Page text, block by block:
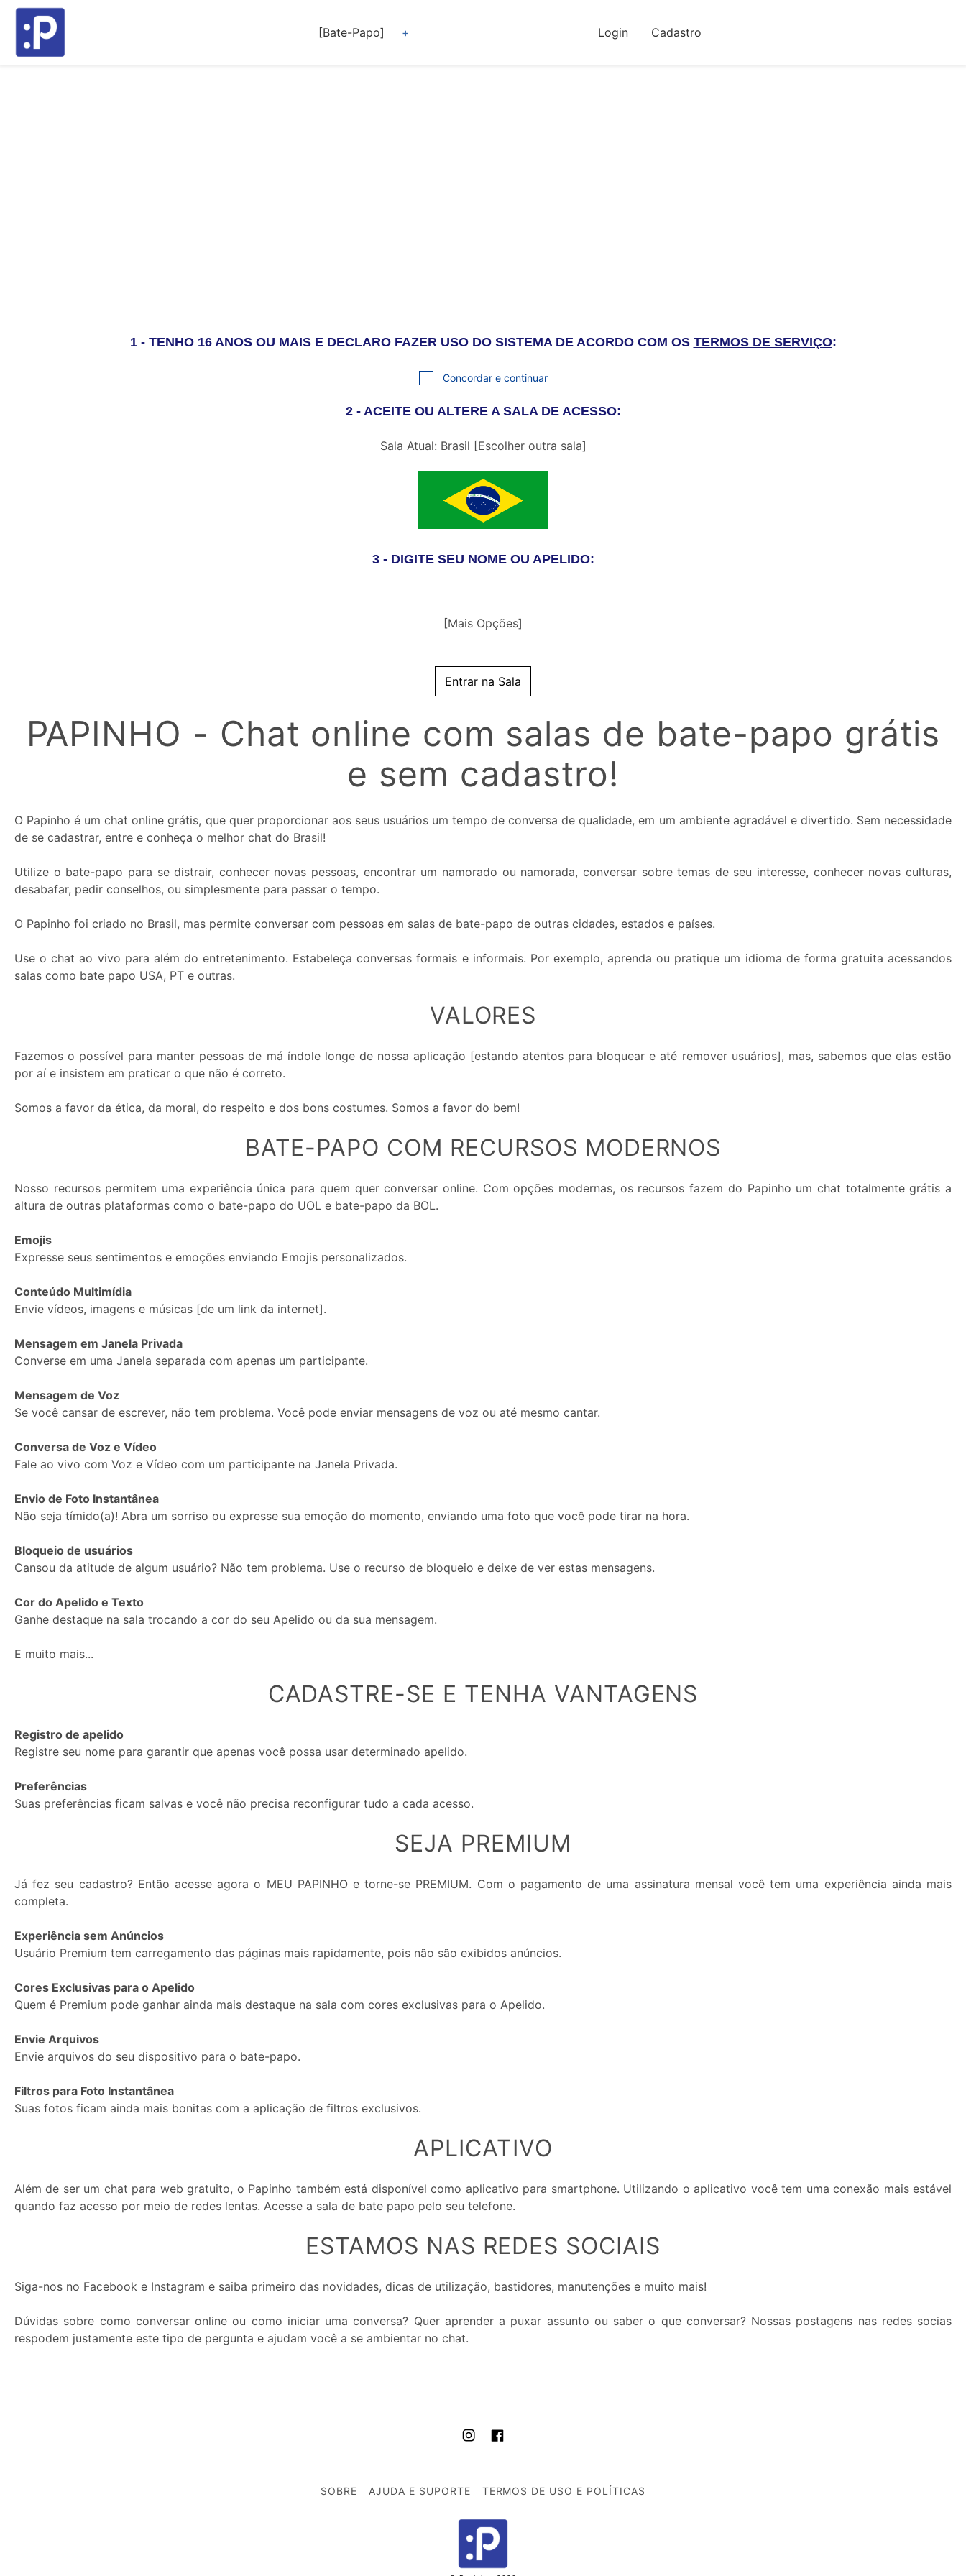
[Bate-Papo] Login Cadastro
1 - TENHO 16 ANOS OU MAIS E DECLARO FAZER USO DO SISTEMA DE ACORDO COM OS TERMOS DE SERVIÇO:
Concordar e continuar
2 - ACEITE OU ALTERE A SALA DE ACESSO:
Sala Atual: Brasil [Escolher outra sala]
3 - DIGITE SEU NOME OU APELIDO:
[Mais Opções]
Imagem
de
de
Janela
Status:
Entrar na Sala
PAPINHO - Chat online com salas de bate-papo grátis
e sem cadastro!
O Papinho é um chat online grátis, que quer proporcionar aos seus usuários um tempo de conversa de qualidade, em um ambiente agradável e divertido. Sem necessidade
de se cadastrar, entre e conheça o melhor chat do Brasil!
Utilize o bate-papo para se distrair, conhecer novas pessoas, encontrar um namorado ou namorada, conversar sobre temas de seu interesse, conhecer novas culturas,
desabafar, pedir conselhos, ou simplesmente para passar o tempo.
O Papinho foi criado no Brasil, mas permite conversar com pessoas em salas de bate-papo de outras cidades, estados e países.
Use o chat ao vivo para além do entretenimento. Estabeleça conversas formais e informais. Por exemplo, aprenda ou pratique um idioma de forma gratuita acessandos
salas como bate papo USA, PT e outras.
VALORES
Fazemos o possível para manter pessoas de má índole longe de nossa aplicação [estando atentos para bloquear e até remover usuários], mas, sabemos que elas estão
por aí e insistem em praticar o que não é correto.
Somos a favor da ética, da moral, do respeito e dos bons costumes. Somos a favor do bem!
BATE-PAPO COM RECURSOS MODERNOS
Nosso recursos permitem uma experiência única para quem quer conversar online. Com opções modernas, os recursos fazem do Papinho um chat totalmente grátis a
altura de outras plataformas como o bate-papo do UOL e bate-papo da BOL.
Emojis
Expresse seus sentimentos e emoções enviando Emojis personalizados.
Conteúdo Multimídia
Envie vídeos, imagens e músicas [de um link da internet].
Mensagem em Janela Privada
Converse em uma Janela separada com apenas um participante.
Mensagem de Voz
Se você cansar de escrever, não tem problema. Você pode enviar mensagens de voz ou até mesmo cantar.
Conversa de Voz e Vídeo
Fale ao vivo com Voz e Vídeo com um participante na Janela Privada.
Envio de Foto Instantânea
Não seja tímido(a)! Abra um sorriso ou expresse sua emoção do momento, enviando uma foto que você pode tirar na hora.
Bloqueio de usuários
Cansou da atitude de algum usuário? Não tem problema. Use o recurso de bloqueio e deixe de ver estas mensagens.
Cor do Apelido e Texto
Ganhe destaque na sala trocando a cor do seu Apelido ou da sua mensagem.
E muito mais...
CADASTRE-SE E TENHA VANTAGENS
Registro de apelido
Registre seu nome para garantir que apenas você possa usar determinado apelido.
Preferências
Suas preferências ficam salvas e você não precisa reconfigurar tudo a cada acesso.
SEJA PREMIUM
Já fez seu cadastro? Então acesse agora o MEU PAPINHO e torne-se PREMIUM. Com o pagamento de uma assinatura mensal você tem uma experiência ainda mais
completa.
Experiência sem Anúncios
Usuário Premium tem carregamento das páginas mais rapidamente, pois não são exibidos anúncios.
Cores Exclusivas para o Apelido
Quem é Premium pode ganhar ainda mais destaque na sala com cores exclusivas para o Apelido.
Envie Arquivos
Envie arquivos do seu dispositivo para o bate-papo.
Filtros para Foto Instantânea
Suas fotos ficam ainda mais bonitas com a aplicação de filtros exclusivos.
APLICATIVO
Além de ser um chat para web gratuito, o Papinho também está disponível como aplicativo para smartphone. Utilizando o aplicativo você tem uma conexão mais estável
quando faz acesso por meio de redes lentas. Acesse a sala de bate papo pelo seu telefone.
ESTAMOS NAS REDES SOCIAIS
Siga-nos no Facebook e Instagram e saiba primeiro das novidades, dicas de utilização, bastidores, manutenções e muito mais!
Dúvidas sobre como conversar online ou como iniciar uma conversa? Quer aprender a puxar assunto ou saber o que conversar? Nossas postagens nas redes socias
respodem justamente este tipo de pergunta e ajudam você a se ambientar no chat.
SOBRE AJUDA E SUPORTE TERMOS DE USO E POLÍTICAS